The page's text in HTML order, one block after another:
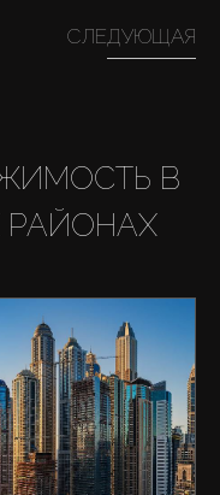
СЛЕДУЮЩАЯ
В